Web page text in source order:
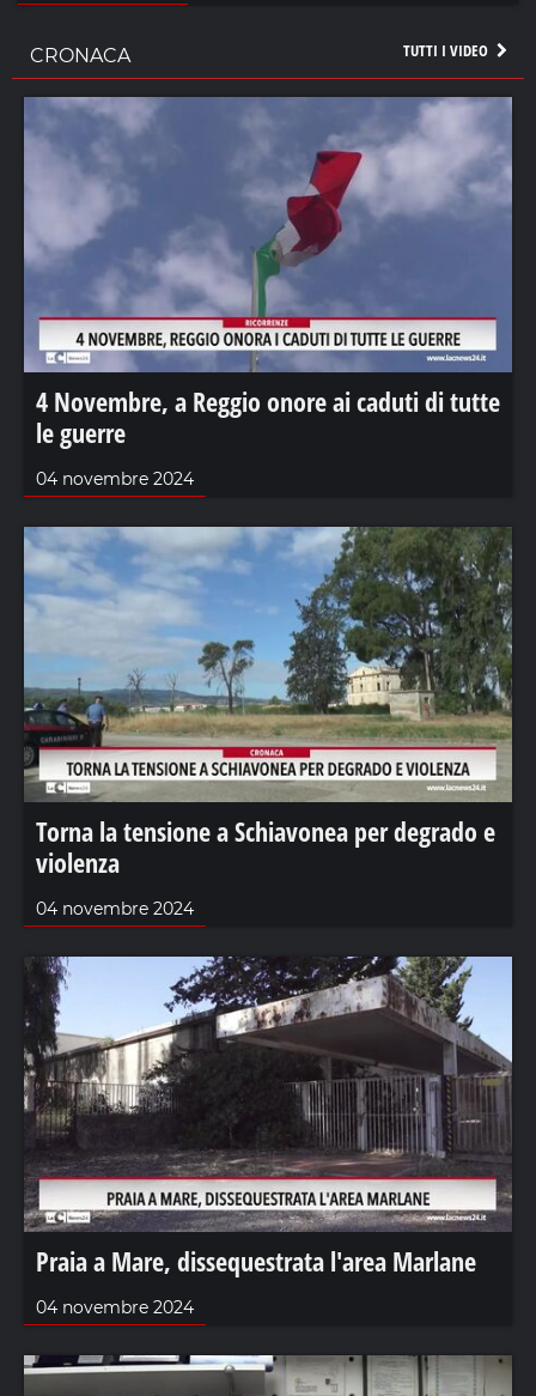
TUTTI I VIDEO
CRONACA
4 Novembre, a Reggio onore ai caduti di tutte
le guerre
04 novembre 2024
Torna la tensione a Schiavonea per degrado e
violenza
04 novembre 2024
Praia a Mare, dissequestrata l'area Marlane
04 novembre 2024